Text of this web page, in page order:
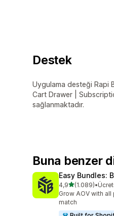
Destek
Uygulama desteği Rapi
Cart Drawer |
sağlanmaktadır.
Buna benzer
Easy Bundles:
4,95 yıldız
(1.089)
toplam 1089•
Grow AOV with
match